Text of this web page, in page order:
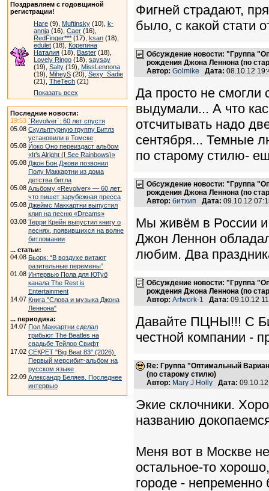
Поздравляем с годовщиной
регистрации!
Hare (9), Muftinsky (10), k-
annja (16), Caer (16),
RedFinger*** (17), ksan (18),
edulet (18), Корепина
Наталия (18), Baster (18),
Lovely Ringo (18), saysay
(19), Salty (19), MissLennona
(19), MiheyS (20), Sexy_Sadie
(21), TheTech (21)
Показать всех
Последние новости:
19:53 `Revolver`: 60 лет спустя
05.08 Скульптурную группу Битлз
установили в Томске
05.08 Йоко Оно переиздаст альбом
«It’s Alright (I See Rainbows)»
05.08 Джон Бон Джови позвонил
Полу Маккартни из дома
детства битла
05.08 Альбому «Revolver» — 60 лет:
что пишет зарубежная пресса
05.08 Джеймс Маккартни выпустил
клип на песню «Dreams»
03.08 Терри Крейн выпустил книгу о
песнях, появившихся на волне
битломании
... статьи:
04.08 Бьорк: “В воздухе витают
разительные перемены”
01.08 Интервью Пола для ЮТуб
канала The Rest is
Entertainment
14.07 Книга "Слова и музыка Джона
Леннона"
... периодика:
14.07 Пол Маккартни сделал
трибьют The Beatles на
свадьбе Тейлор Свифт
17.02 СЕКРЕТ "Big Beat 83" (2026).
Первый мерсибит-альбом на
русском языке
22.09 Александр Беляев. Последнее
интервью
Фигней страдают,
было, с какой стати
Обсуждение новости: "Группа
рождения Джона Леннона (по
Автор: Golmike Дата: 08.10.12
Да просто не смогли
выдумали... А что
отсчитывать надо
сентября... Темные
по старому стилю-
Обсуждение новости: "Группа
рождения Джона Леннона (по
Автор: битхип Дата: 09.10.12
Мы живём в России и
Джон Леннон
любим. Два
Обсуждение новости: "Группа
рождения Джона Леннона (по
Автор: Artwork-1 Дата: 09.10.12
Давайте ПЦНЫ!!! С
честной компании -
Re: Группа "Оптимальный
(по старому стилю)
Автор: Mary J Holly Дата:
Экие склочники.
названию
Меня вот в Москве
остальное-то
городе -